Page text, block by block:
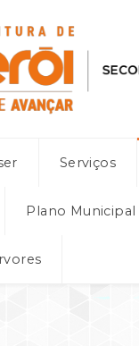
Serviços
Plano